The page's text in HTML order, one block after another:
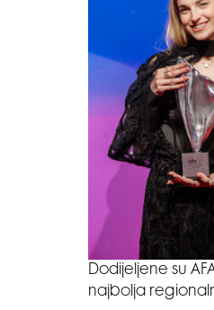
Dodijeljene su
najbolja